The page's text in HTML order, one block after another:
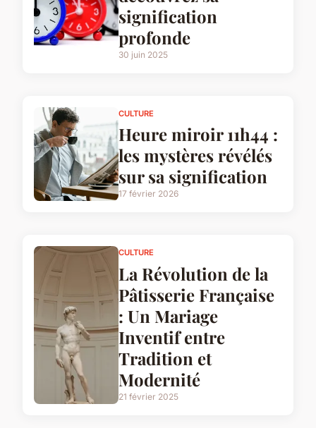
signification
profonde
30 juin 2025
CULTURE
Heure miroir 11h44 :
les mystères révélés
sur sa signification
17 février 2026
CULTURE
La Révolution de la
Pâtisserie Française
: Un Mariage
Inventif entre
Tradition et
Modernité
21 février 2025